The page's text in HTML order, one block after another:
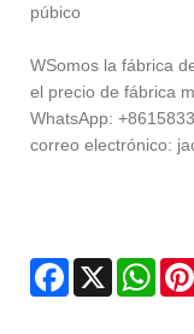
púbico
WSomos la fábrica
el precio de fábrica
WhatsApp:
correo electrónico:
Facebook
X